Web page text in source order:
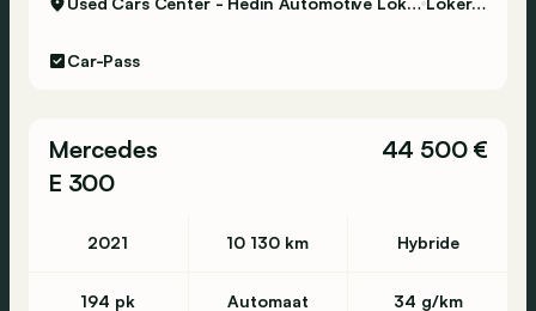
Car-Pass
Mercedes
E 300
44 500 €
2021 10 130 km Hybride
194 pk Automaat 34 g/km